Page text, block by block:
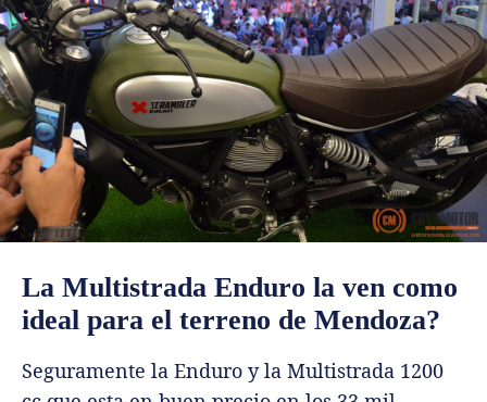
La Multistrada Enduro la ven como
ideal para el terreno de Mendoza?
Seguramente la Enduro y la Multistrada 1200